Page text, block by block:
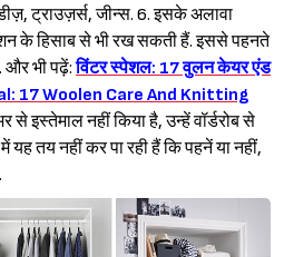
ट्राउज़र्स, जीन्स. 6. इसके अलावा
के हिसाब से भी रख सकती हैं. इससे पहनते
और भी पढ़ें:विंटर स्पेशल: 17 वुलन केयर एंड
17 Woolen Care And Knitting
से इस्तेमाल नहीं किया है, उन्हें वॉर्डरोब से
यह तय नहीं कर पा रही हैं कि पहनें या नहीं,